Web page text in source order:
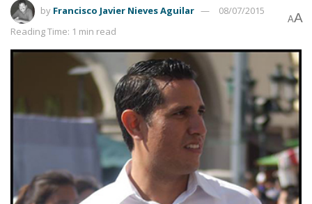
by Francisco Javier Nieves Aguilar
08/07/2015
Reading Time: 1 min read
AA